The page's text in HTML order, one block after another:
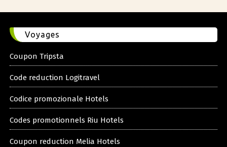
Voyages
Coupon Tripsta
Code reduction Logitravel
Codice promozionale Hotels
Codes promotionnels Riu Hotels
Coupon reduction Melia Hotels